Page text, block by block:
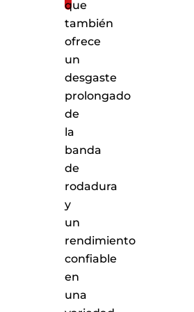
que
también
ofrece
un
desgaste
prolongado
de
la
banda
de
rodadura
y
un
rendimiento
confiable
en
una